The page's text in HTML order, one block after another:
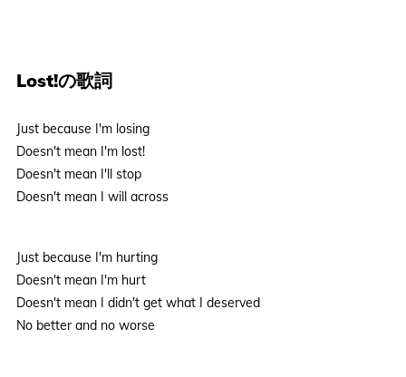
Lost!の歌詞
Just because I'm losing
Doesn't mean I'm lost!
Doesn't mean I'll stop
Doesn't mean I will across
Just because I'm hurting
Doesn't mean I'm hurt
Doesn't mean I didn't get what I deserved
No better and no worse